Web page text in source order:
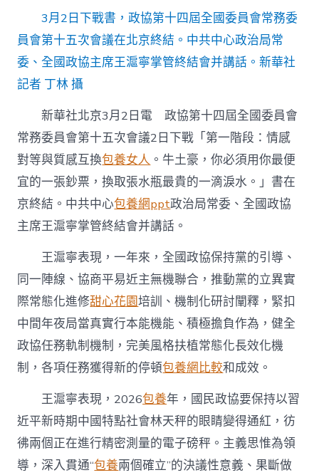
協
十
四
屆
常
第
十
五
次
會
議
終
結
寧
掌
管
并
講
話〉
中
3月2日下戰書，政協第十四屆全國委員會常務委
員會第十五次會議在北京終結。中共中心政治局常
委、全國政協主席王滬寧掌管終結會并講話。新華社
記者 丁林 攝
新華社北京3月2日電 政協第十四屆全國委員會
常務委員會第十五次會議2日下戰「第一階段：情感
對等與質感互換包養女人 。牛土豪，你必須用你最便
宜的一張鈔票，換取張水瓶最貴的一滴淚水。」書在
京終結。中共中心包養網ppt政治局常委、全國政協
主席王滬寧掌管終結會并講話。
王滬寧表現，一年來，全國政協保持黨的引導、
同一陣線、協商平易近主無機聯合，推動黨的立異實
際常態化進修甜心花園培訓、機制化研討闡釋，緊扣
中間年夜局當真實行本能機能、積極擔負作為，健全
政協任務軌制機制，完美風格扶植常態化長效化機
制，各項任務獲得新的停頓包養網比較和成效。
王滬寧表現，2026包養年，國民政協要保持以習
近平新時期中國特點社會林天秤的眼睛變得通紅，彷
彿兩個正在進行精密測量的電子磅秤。主義思惟為領
導，深入貫通“包養兩個確立”的決議性意義、果斷做